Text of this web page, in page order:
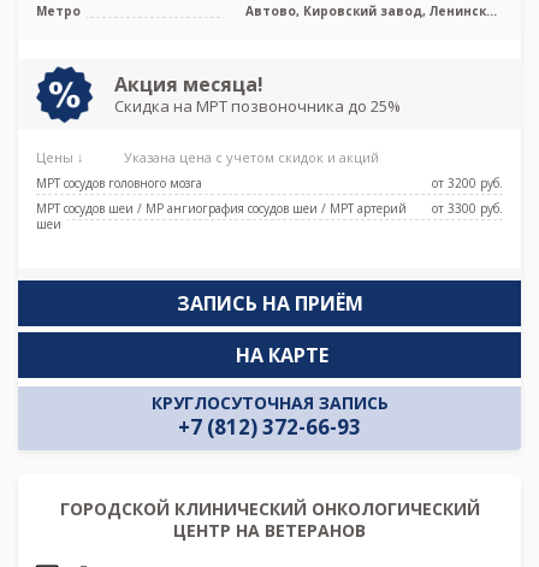
Метро
Автово, Кировский завод, Ленинский
Акция месяца!
Скидка на МРТ позвоночника до 25%
Цены ↓ Указана цена с учетом скидок и акций
МРТ сосудов головного мозга
от 3200 pуб.
МРТ сосудов шеи / МР ангиография сосудов шеи / МРТ артерий
шеи
от 3300 pуб.
ЗАПИСЬ НА ПРИЁМ
КРУГЛОСУТОЧНАЯ ЗАПИСЬ
+7 (812) 372-66-93
НА КАРТЕ
ГОРОДСКОЙ КЛИНИЧЕСКИЙ ОНКОЛОГИЧЕСКИЙ
ЦЕНТР НА ВЕТЕРАНОВ